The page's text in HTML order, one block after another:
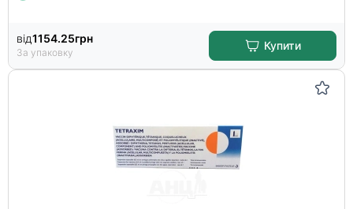
від1154.25грн
За упаковку
Купити